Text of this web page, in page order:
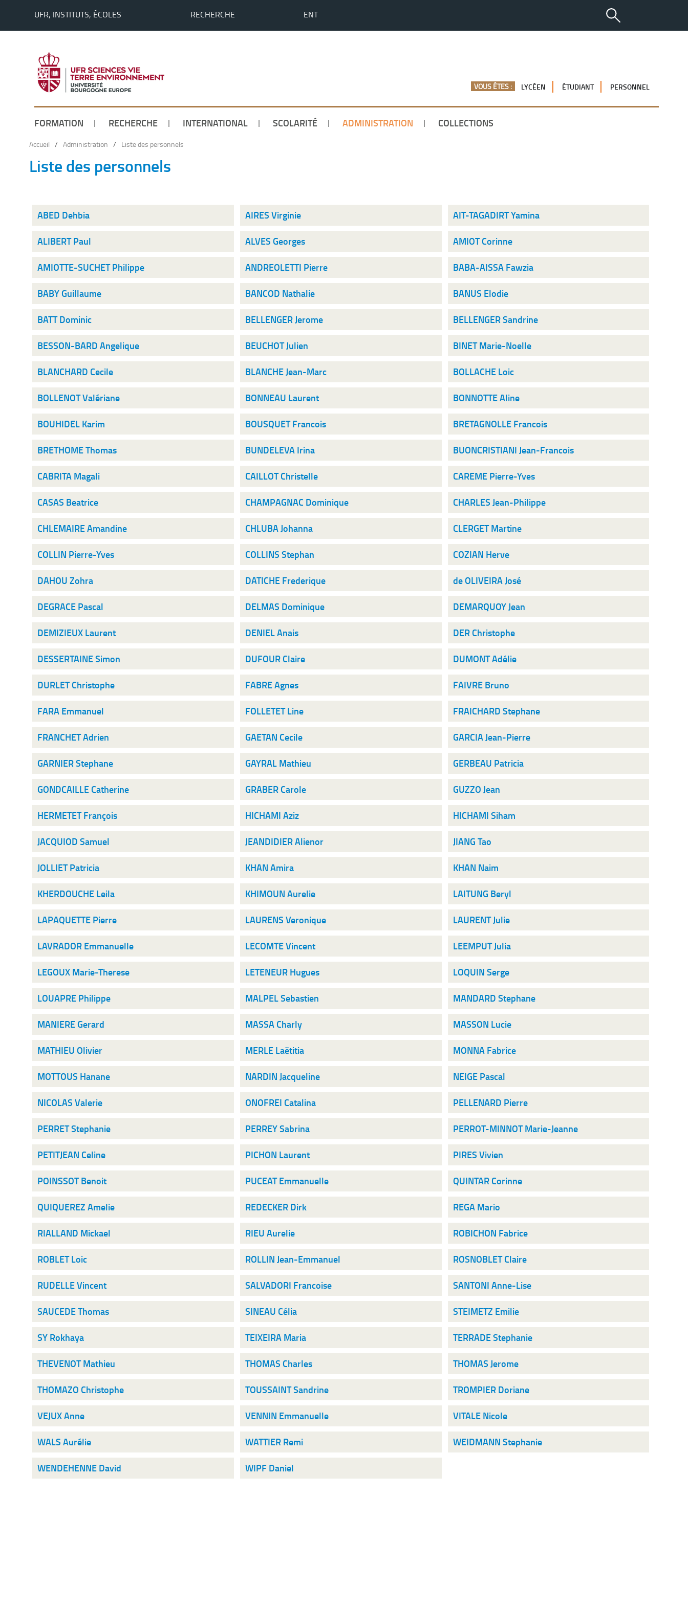
UFR, INSTITUTS, ÉCOLES RECHERCHE ENT
VOUS ÊTES : LYCÉEN ÉTUDIANT PERSONNEL
FORMATION RECHERCHE INTERNATIONAL SCOLARITÉ ADMINISTRATION COLLECTIONS
Accueil / Administration / Liste des personnels
Liste des personnels
ABED Dehbia AIRES Virginie
AIT-TAGADIRT Yamina
ALIBERT Paul
ALVES Georges
AMIOT Corinne
AMIOTTE-SUCHET Philippe
ANDREOLETTI Pierre
BABA-AISSA Fawzia
BABY Guillaume
BANCOD Nathalie
BANUS Elodie
BATT Dominic
BELLENGER Jerome
BELLENGER Sandrine
BESSON-BARD Angelique
BEUCHOT Julien
BINET Marie-Noelle
BLANCHARD Cecile
BLANCHE Jean-Marc
BOLLACHE Loic
BOLLENOT Valériane
BONNEAU Laurent
BONNOTTE Aline
BOUHIDEL Karim
BOUSQUET Francois
BRETAGNOLLE Francois
BRETHOME Thomas
BUNDELEVA Irina
BUONCRISTIANI Jean-Francois
CABRITA Magali
CAILLOT Christelle
CAREME Pierre-Yves
CASAS Beatrice
CHAMPAGNAC Dominique
CHARLES Jean-Philippe
CHLEMAIRE Amandine
CHLUBA Johanna
CLERGET Martine
COLLIN Pierre-Yves
COLLINS Stephan
COZIAN Herve
DAHOU Zohra
DATICHE Frederique
de OLIVEIRA José
DEGRACE Pascal
DELMAS Dominique
DEMARQUOY Jean
DEMIZIEUX Laurent
DENIEL Anais
DER Christophe
DESSERTAINE Simon
DUFOUR Claire
DUMONT Adélie
DURLET Christophe
FABRE Agnes
FAIVRE Bruno
FARA Emmanuel
FOLLETET Line
FRAICHARD Stephane
FRANCHET Adrien
GAETAN Cecile
GARCIA Jean-Pierre
GARNIER Stephane
GAYRAL Mathieu
GERBEAU Patricia
GONDCAILLE Catherine
GRABER Carole
GUZZO Jean
HERMETET François
HICHAMI Aziz
HICHAMI Siham
JACQUIOD Samuel
JEANDIDIER Alienor
JIANG Tao
JOLLIET Patricia
KHAN Amira
KHAN Naim
KHERDOUCHE Leila
KHIMOUN Aurelie
LAITUNG Beryl
LAPAQUETTE Pierre
LAURENS Veronique
LAURENT Julie
LAVRADOR Emmanuelle
LECOMTE Vincent
LEEMPUT Julia
LEGOUX Marie-Therese
LETENEUR Hugues
LOQUIN Serge
LOUAPRE Philippe
MALPEL Sebastien
MANDARD Stephane
MANIERE Gerard
MASSA Charly
MASSON Lucie
MATHIEU Olivier
MERLE Laëtitia
MONNA Fabrice
MOTTOUS Hanane
NARDIN Jacqueline
NEIGE Pascal
NICOLAS Valerie
ONOFREI Catalina
PELLENARD Pierre
PERRET Stephanie
PERREY Sabrina
PERROT-MINNOT Marie-Jeanne
PETITJEAN Celine
PICHON Laurent
PIRES Vivien
POINSSOT Benoit
PUCEAT Emmanuelle
QUINTAR Corinne
QUIQUEREZ Amelie
REDECKER Dirk
REGA Mario
RIALLAND Mickael
RIEU Aurelie
ROBICHON Fabrice
ROBLET Loic
ROLLIN Jean-Emmanuel
ROSNOBLET Claire
RUDELLE Vincent
SALVADORI Francoise
SANTONI Anne-Lise
SAUCEDE Thomas
SINEAU Célia
STEIMETZ Emilie
SY Rokhaya
TEIXEIRA Maria
TERRADE Stephanie
THEVENOT Mathieu
THOMAS Charles
THOMAS Jerome
THOMAZO Christophe
TOUSSAINT Sandrine
TROMPIER Doriane
VEJUX Anne
VENNIN Emmanuelle
VITALE Nicole
WALS Aurélie
WATTIER Remi
WEIDMANN Stephanie
WENDEHENNE David
WIPF Daniel